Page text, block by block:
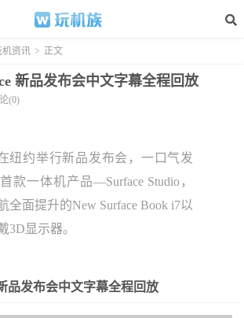
机资讯 > 正文
新品发布会中文字幕全程回放
(0)
纽约举行新品发布会，一口气发
款一体机产品—Surface Studio，
全面提升的New Surface Book i7以
3D显示器。
品发布会中文字幕全程回放